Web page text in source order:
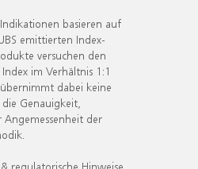
basieren auf
emittierten Index-
versuchen den
im Verhältnis 1:1
dabei keine
Genauigkeit,
der